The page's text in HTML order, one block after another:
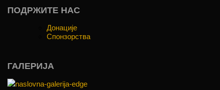
ПОДРЖИТЕ НАС
Донације
Спонзорства
ГАЛЕРИЈА